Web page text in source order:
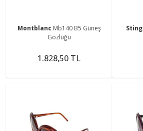
Montblanc Mb140 B5 Güneş
Gözlüğü
1.828,50 TL
Sting